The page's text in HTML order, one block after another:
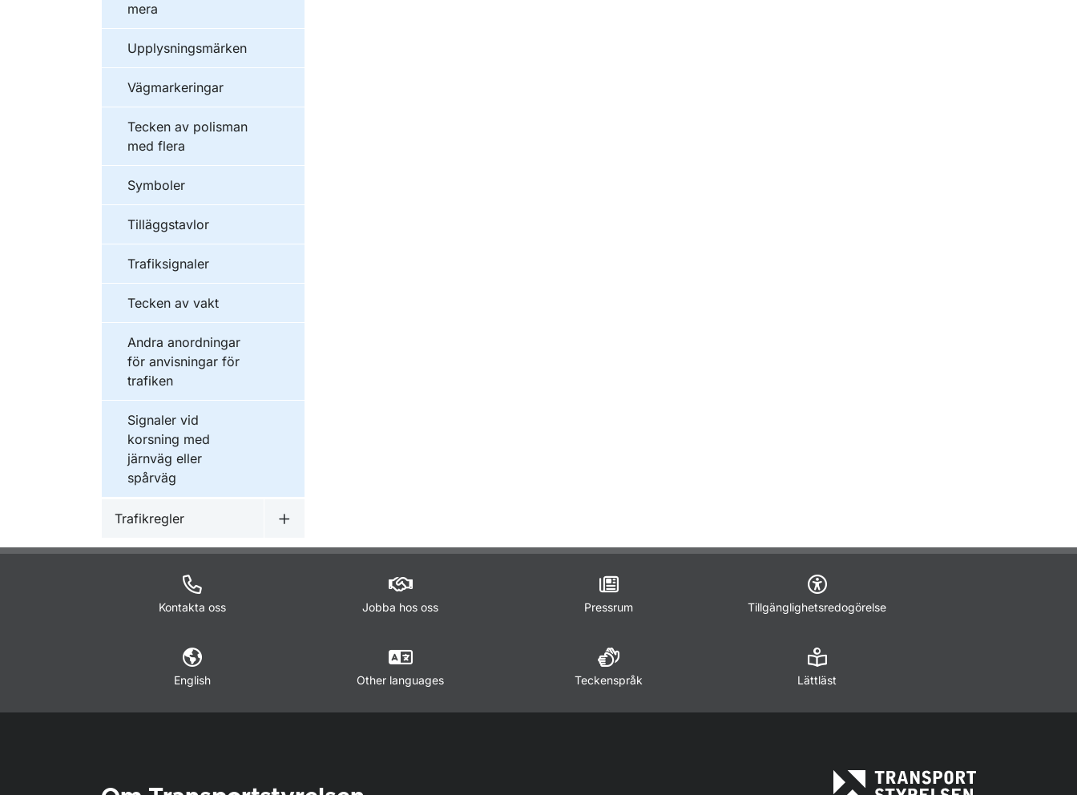
mera
Upplysningsmärken
Vägmarkeringar
Tecken av polisman
med flera
Symboler
Tilläggstavlor
Trafiksignaler
Tecken av vakt
Andra anordningar
för anvisningar för
trafiken
Signaler vid
korsning med
järnväg eller
spårväg
Trafikregler
Undermeny för Trafikregler
Kontakta oss Jobba hos oss Pressrum Tillgänglighetsredogörelse
English Other languages Teckenspråk Lättläst